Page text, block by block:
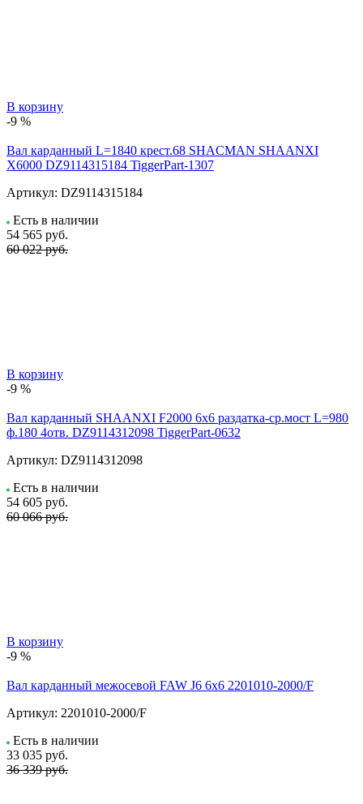
В корзину
-9 %
Вал карданный L=1840 крест.68 SHACMAN SHAANXI
X6000 DZ9114315184 TiggerPart-1307
Артикул: DZ9114315184
Есть в наличии
54 565 руб.
60 022 руб.
В корзину
-9 %
Вал карданный SHAANXI F2000 6x6 раздатка-ср.мост L=980
ф.180 4отв. DZ9114312098 TiggerPart-0632
Артикул: DZ9114312098
Есть в наличии
54 605 руб.
60 066 руб.
В корзину
-9 %
Вал карданный межосевой FAW J6 6х6 2201010-2000/F
Артикул: 2201010-2000/F
Есть в наличии
33 035 руб.
36 339 руб.